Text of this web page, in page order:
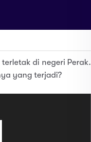
di negeri Perak.
yang terjadi?